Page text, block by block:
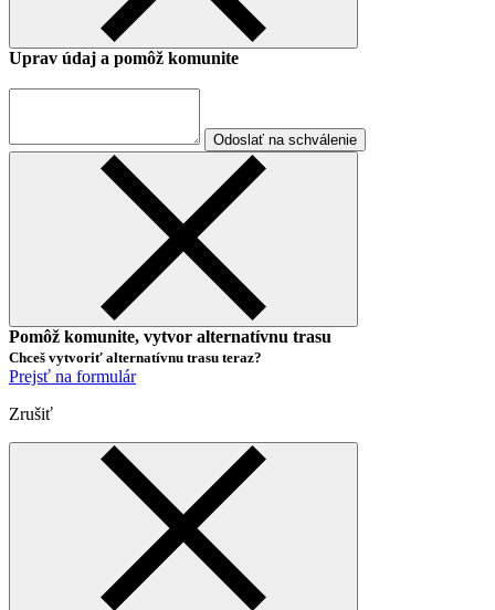
Uprav údaj a pomôž komunite
Odoslať na schválenie
Pomôž komunite, vytvor alternatívnu trasu
Chceš vytvoriť alternatívnu trasu teraz?
Prejsť na formulár
Zrušiť